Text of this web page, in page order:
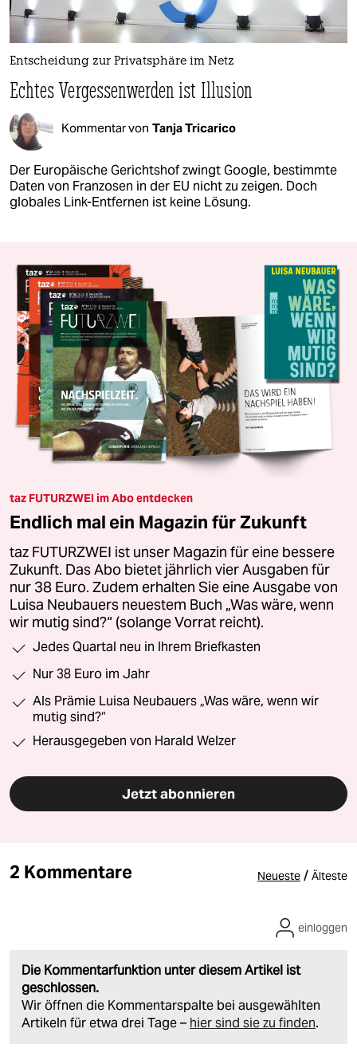
Entscheidung zur Privatsphäre im Netz
Echtes Vergessenwerden ist Illusion
Kommentar von Tanja Tricarico
Der Europäische Gerichtshof zwingt Google, bestimmte
Daten von Franzosen in der EU nicht zu zeigen. Doch
globales Link-Entfernen ist keine Lösung.
taz FUTURZWEI im Abo entdecken
Endlich mal ein Magazin für Zukunft
taz FUTURZWEI ist unser Magazin für eine bessere
Zukunft. Das Abo bietet jährlich vier Ausgaben für
nur 38 Euro. Zudem erhalten Sie eine Ausgabe von
Luisa Neubauers neuestem Buch „Was wäre, wenn
wir mutig sind?“ (solange Vorrat reicht).
Jedes Quartal neu in Ihrem Briefkasten
Nur 38 Euro im Jahr
Als Prämie Luisa Neubauers „Was wäre, wenn wir
mutig sind?“
Herausgegeben von Harald Welzer
Jetzt abonnieren
2 Kommentare Neueste / Älteste
Die Kommentarfunktion unter diesem Artikel ist
geschlossen.
Wir öffnen die Kommentarspalte bei ausgewählten
Artikeln für etwa drei Tage – hier sind sie zu finden.
einloggen